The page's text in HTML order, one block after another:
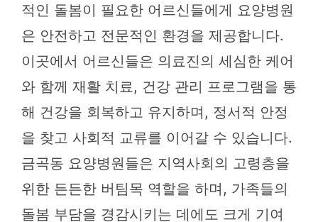
적인 돌봄이 필요한 어르신들에게 요양병원
은 안전하고 전문적인 환경을 제공합니다.
이곳에서 어르신들은 의료진의 세심한 케어
와 함께 재활 치료, 건강 관리 프로그램을 통
해 건강을 회복하고 유지하며, 정서적 안정
을 찾고 사회적 교류를 이어갈 수 있습니다.
금곡동 요양병원들은 지역사회의 고령층을
위한 든든한 버팀목 역할을 하며, 가족들의
돌봄 부담을 경감시키는 데에도 크게 기여